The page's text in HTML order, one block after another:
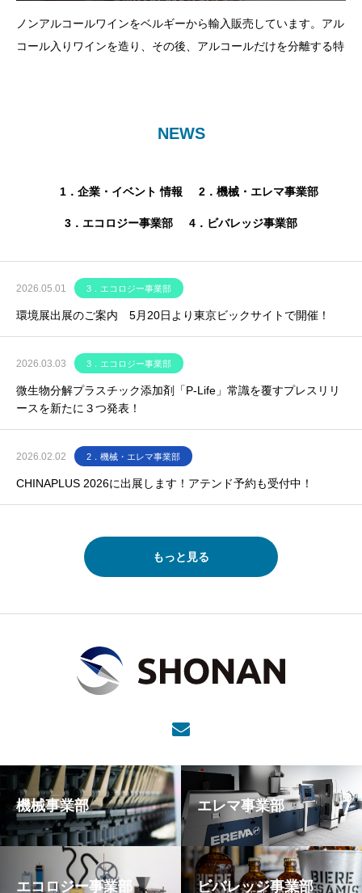
ノンアルコールワインをベルギーから輸入販売しています。アル
コール入りワインを造り、その後、アルコールだけを分離する特
NEWS
1．企業・イベント 情報 2．機械・エレマ事業部
3．エコロジー事業部 4．ビバレッジ事業部
2026.05.01 3．エコロジー事業部
環境展出展のご案内 5月20日より東京ビックサイトで開催！
2026.03.03 3．エコロジー事業部
微生物分解プラスチック添加剤「P-Life」常識を覆すプレスリリ
ースを新たに３つ発表！
2026.02.02 2．機械・エレマ事業部
CHINAPLUS 2026に出展します！アテンド予約も受付中！
もっと見る
機械事業部 エレマ事業部
エコロジー事業部 ビバレッジ事業部